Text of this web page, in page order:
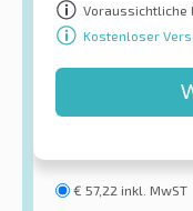
Voraussichtliche
Kostenloser
€ 57,22 inkl. MwST